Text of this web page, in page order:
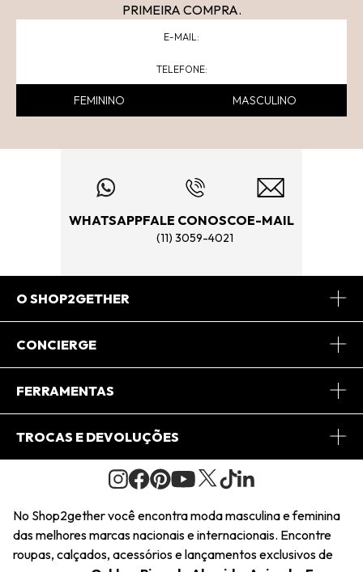
PRIMEIRA COMPRA.
FEMININO MASCULINO
WHATSAPPFALE CONOSCO
(11) 3059-4021
E-MAIL
O SHOP2GETHER
Sobre Nós
Journal
Saiu na Mídia
CONCIERGE
Central de Relacionamento
Regulamento e Promoções
FERRAMENTAS
Minha Conta
Pedido de Presente
Wishlist
TROCAS E DEVOLUÇÕES
Condições Gerais
Troca Fácil
Restituição de Pagamento
No Shop2gether você encontra moda masculina e feminina
das melhores marcas nacionais e internacionais. Encontre
roupas, calçados, acessórios e lançamentos exclusivos de